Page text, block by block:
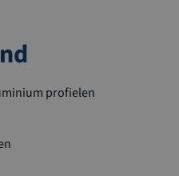
profielen